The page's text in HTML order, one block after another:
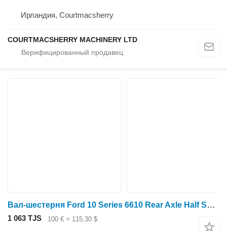
Ирландия, Courtmacsherry
COURTMACSHERRY MACHINERY LTD
Вал-шестерня Ford 10 Series 6610 Rear Axle Half Shaft 81823522 для трактора колесного
1 063 TJS 100 € ≈ 115,30 $